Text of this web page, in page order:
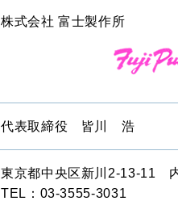
株式会社 富士製作所
代表取締役 皆川 浩
東京都中央区新川2-13-11
TEL：03-3555-3031